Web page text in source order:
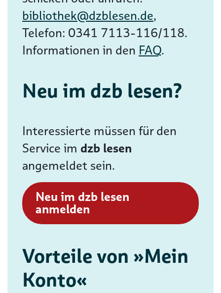
bibliothek@dzblesen.de,
Telefon: 0341 7113-116/118.
Informationen in den FAQ.
Neu im dzb lesen?
Interessierte müssen für den
Service im dzb lesen
angemeldet sein.
Neu im dzb lesen
anmelden
Vorteile von »Mein
Konto«